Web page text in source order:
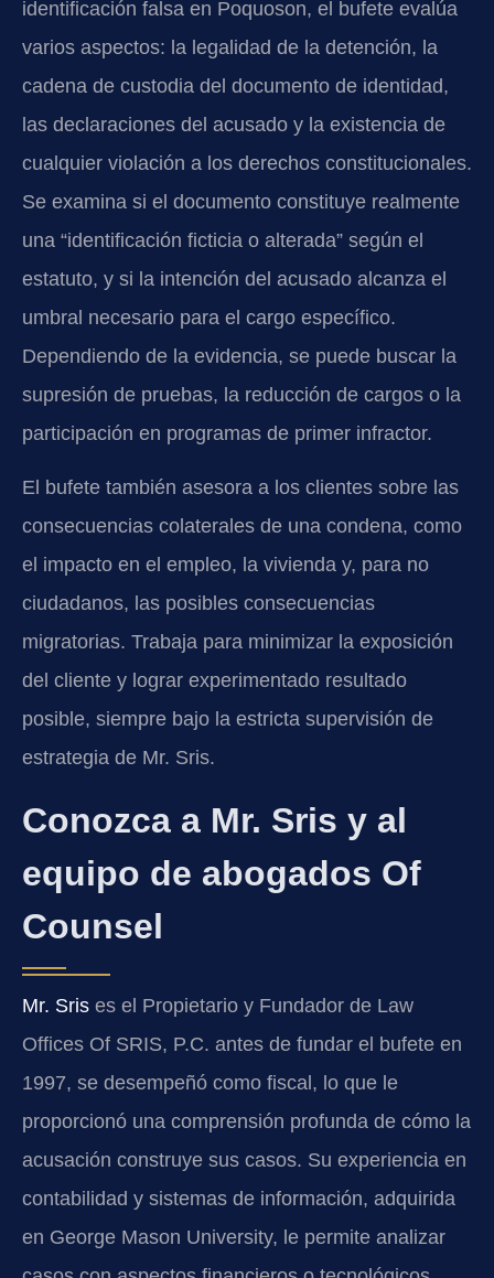
identificación falsa en Poquoson, el bufete evalúa
varios aspectos: la legalidad de la detención, la
cadena de custodia del documento de identidad,
las declaraciones del acusado y la existencia de
cualquier violación a los derechos constitucionales.
Se examina si el documento constituye realmente
una “identificación ficticia o alterada” según el
estatuto, y si la intención del acusado alcanza el
umbral necesario para el cargo específico.
Dependiendo de la evidencia, se puede buscar la
supresión de pruebas, la reducción de cargos o la
participación en programas de primer infractor.
El bufete también asesora a los clientes sobre las
consecuencias colaterales de una condena, como
el impacto en el empleo, la vivienda y, para no
ciudadanos, las posibles consecuencias
migratorias. Trabaja para minimizar la exposición
del cliente y lograr experimentado resultado
posible, siempre bajo la estricta supervisión de
estrategia de Mr. Sris.
Conozca a Mr. Sris y al
equipo de abogados Of
Counsel
Mr. Sris es el Propietario y Fundador de Law
Offices Of SRIS, P.C. antes de fundar el bufete en
1997, se desempeñó como fiscal, lo que le
proporcionó una comprensión profunda de cómo la
acusación construye sus casos. Su experiencia en
contabilidad y sistemas de información, adquirida
en George Mason University, le permite analizar